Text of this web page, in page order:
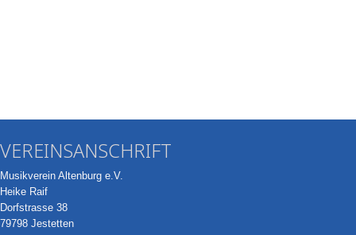
VEREINSANSCHRIFT
Musikverein Altenburg e.V.
Heike Raif
Dorfstrasse 38
79798 Jestetten